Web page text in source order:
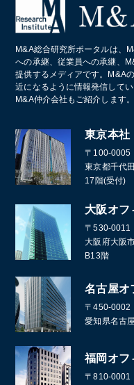
M&A総合研究所ポータルは、
への承継、従業員への承継、
提供するメディアです。M&A
近になるように情報発信して
M&A仲介会社もご紹介します。
東京本社
〒100-0005
東京都千代
17階(受付)
大阪オフ
〒530-0011
大阪府大阪
B13階
名古屋オ
〒450-0002
愛知県名古
福岡オフ
〒810-0001